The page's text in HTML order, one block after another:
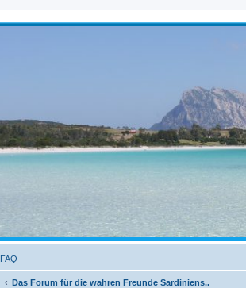
FAQ
Das Forum für die wahren Freunde Sardiniens..